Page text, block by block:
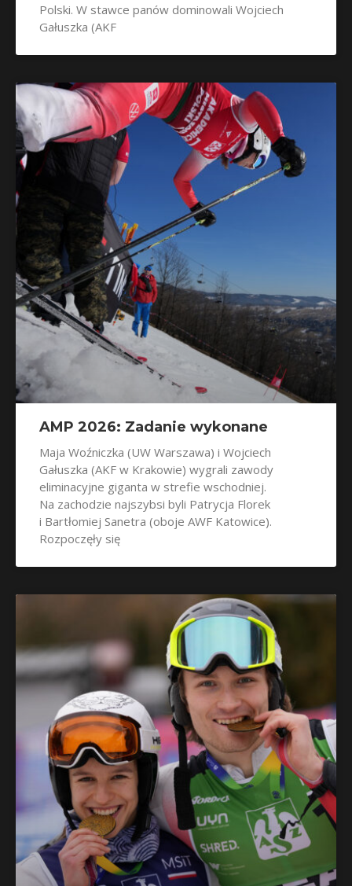
Polski. W stawce panów dominowali Wojciech
Gałuszka (AKF
AMP 2026: Zadanie wykonane
Maja Woźniczka (UW Warszawa) i Wojciech
Gałuszka (AKF w Krakowie) wygrali zawody
eliminacyjne giganta w strefie wschodniej.
Na zachodzie najszybsi byli Patrycja Florek
i Bartłomiej Sanetra (oboje AWF Katowice).
Rozpoczęły się